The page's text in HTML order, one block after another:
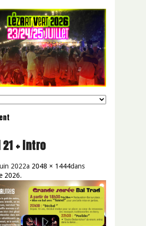
+ intro
2022a 2048 × 1444dans
2026.